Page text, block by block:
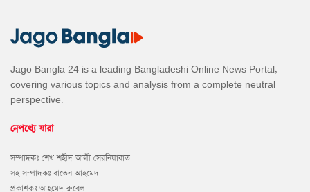
Jago Bangla 24 is a leading Bangladeshi Online News Portal,
covering various topics and analysis from a complete neutral
perspective.
নেপথ্যে যারা
সম্পাদকঃ শেখ শহীদ আলী সেরনিয়াবাত
সহ সম্পাদকঃ বাতেন আহমেদ
প্রকাশকঃ আহমেদ রুবেল